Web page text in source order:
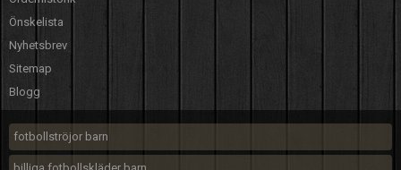
Önskelista
Nyhetsbrev
Sitemap
Blogg
fotbollströjor barn